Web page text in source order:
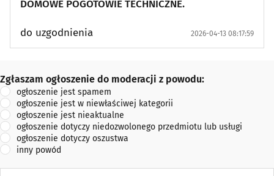
DOMOWE POGOTOWIE TECHNICZNE.
do uzgodnienia 2026-04-13 08:17:59
Zgłaszam ogłoszenie do moderacji z powodu:
Zgłaszam ogłoszenie do moderacji z powodu:
ogłoszenie jest spamem
ogłoszenie jest w niewłaściwej kategorii
ogłoszenie jest nieaktualne
ogłoszenie dotyczy niedozwolonego przedmiotu lub usługi
ogłoszenie dotyczy oszustwa
inny powód